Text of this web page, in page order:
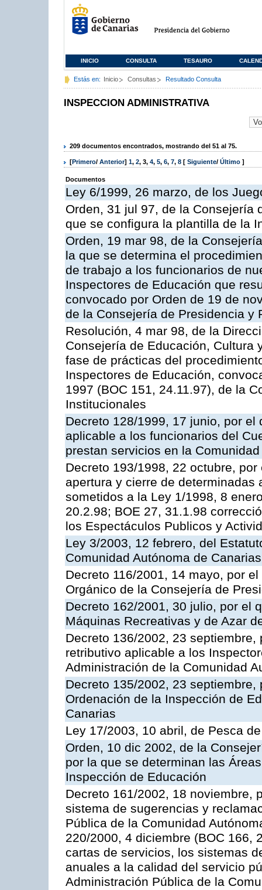
INICIO CONSULTA TESAURO
Estás en: Inicio Consultas Resultado Consulta
INSPECCION ADMINISTRATIVA
209 documentos encontrados, mostrando del 51 al 75.
[Primero/ Anterior] 1, 2, 3, 4, 5, 6, 7, 8 [ Siguiente/ Último ]
Documentos
Ley 6/1999, 26 marzo, de los
Orden, 31 jul 97, de la Consejería
que se configura la plantilla de la
Orden, 19 mar 98, de la
la que se determina el
de trabajo a los funcionarios de
Inspectores de Educación que
convocado por Orden de 19 de
de la Consejería de Presidencia y
Resolución, 4 mar 98, de la
Consejería de Educación, Cultura
fase de prácticas del
Inspectores de Educación,
1997 (BOC 151, 24.11.97), de la
Institucionales
Decreto 128/1999, 17 junio, por
aplicable a los funcionarios del
prestan servicios en la
Decreto 193/1998, 22 octubre,
apertura y cierre de
sometidos a la Ley 1/1998, 8
20.2.98; BOE 27, 31.1.98
los Espectáculos Publicos y
Ley 3/2003, 12 febrero, del
Comunidad Autónoma de Canarias
Decreto 116/2001, 14 mayo, por
Orgánico de la Consejería de
Decreto 162/2001, 30 julio, por el
Máquinas Recreativas y de Azar
Decreto 136/2002, 23
retributivo aplicable a los
Administración de la Comunidad
Decreto 135/2002, 23
Ordenación de la Inspección de
Canarias
Ley 17/2003, 10 abril, de Pesca
Orden, 10 dic 2002, de la
por la que se determinan las
Inspección de Educación
Decreto 161/2002, 18 noviembre,
sistema de sugerencias y
Pública de la Comunidad
220/2000, 4 diciembre (BOC 166,
cartas de servicios, los sistemas
anuales a la calidad del servicio
Administración Pública de la